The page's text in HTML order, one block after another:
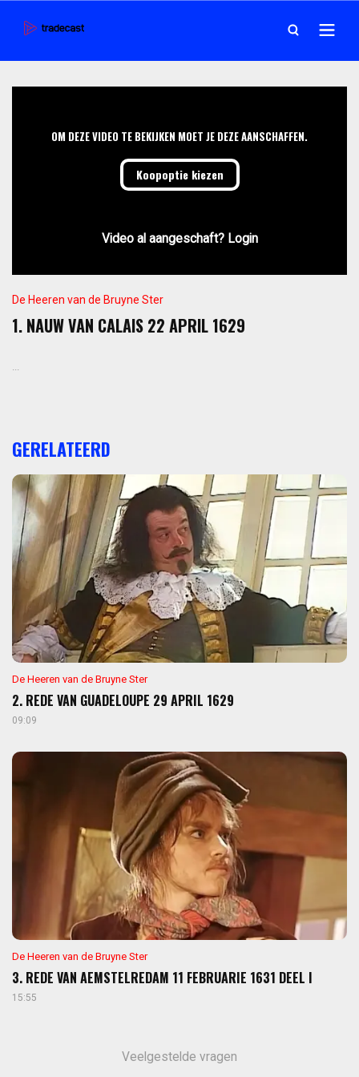
OM DEZE VIDEO TE BEKIJKEN MOET JE DEZE AANSCHAFFEN.
Koopoptie kiezen
Video al aangeschaft? Login
De Heeren van de Bruyne Ster
1. NAUW VAN CALAIS 22 APRIL 1629
...
GERELATEERD
De Heeren van de Bruyne Ster
2. REDE VAN GUADELOUPE 29 APRIL 1629
09:09
De Heeren van de Bruyne Ster
3. REDE VAN AEMSTELREDAM 11 FEBRUARIE 1631 DEEL I
15:55
Veelgestelde vragen